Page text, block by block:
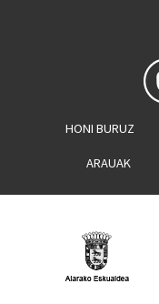
HONI BURUZ
ARAUAK